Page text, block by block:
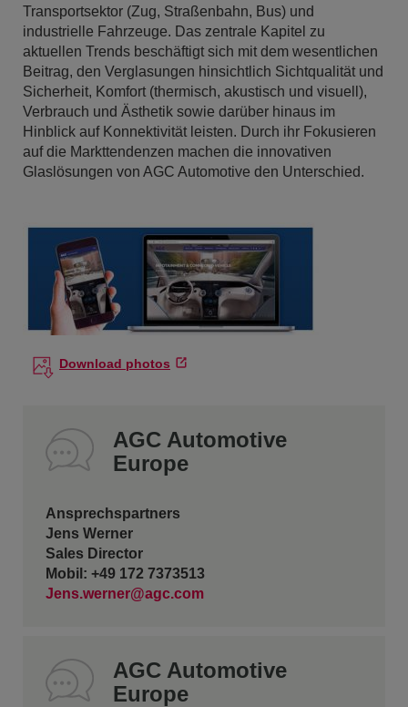
Transportsektor (Zug, Straßenbahn, Bus) und
industrielle Fahrzeuge. Das zentrale Kapitel zu
aktuellen Trends beschäftigt sich mit dem wesentlichen
Beitrag, den Verglasungen hinsichtlich Sichtqualität und
Sicherheit, Komfort (thermisch, akustisch und visuell),
Verbrauch und Ästhetik sowie darüber hinaus im
Hinblick auf Konnektivität leisten. Durch ihr Fokusieren
auf die Markttendenzen machen die innovativen
Glaslösungen von AGC Automotive den Unterschied.
Download photos
AGC Automotive
Europe
Ansprechspartners
Jens Werner
Sales Director
Mobil: +49 172 7373513
Jens.werner@agc.com
AGC Automotive
Europe